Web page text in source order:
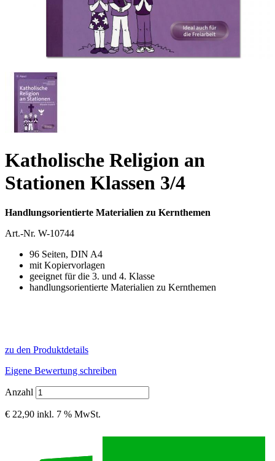
Katholische Religion an
Stationen Klassen 3/4
Handlungsorientierte Materialien zu Kernthemen
Art.-Nr. W-10744
96 Seiten, DIN A4
mit Kopiervorlagen
geeignet für die 3. und 4. Klasse
handlungsorientierte Materialien zu Kernthemen
zu den Produktdetails
Eigene Bewertung schreiben
Anzahl
€ 22,90 inkl. 7 % MwSt.